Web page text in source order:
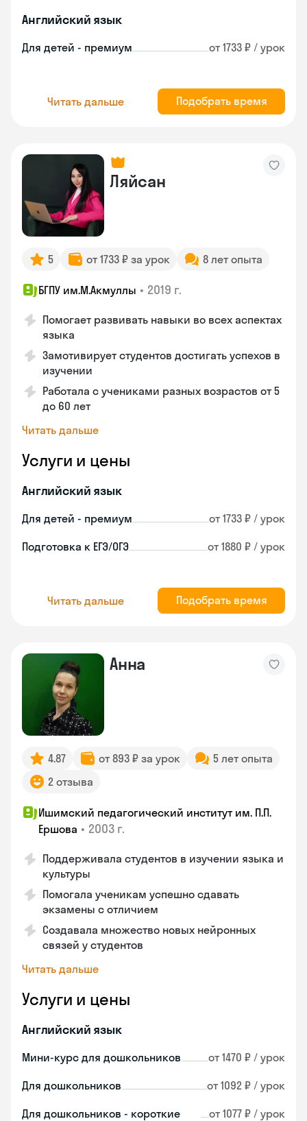
Английский язык
Для детей - премиум от 1733 ₽ / урок
Читать дальше Подобрать время
Ляйсан
5 от 1733 ₽ за урок 8 лет опыта
БГПУ им.М.Акмуллы • 2019 г.
Помогает развивать навыки во всех аспектах
языка
Замотивирует студентов достигать успехов в
изучении
Работала с учениками разных возрастов от 5
до 60 лет
Читать дальше
Услуги и цены
Английский язык
Для детей - премиум от 1733 ₽ / урок
Подготовка к ЕГЭ/ОГЭ от 1880 ₽ / урок
Читать дальше Подобрать время
Анна
4.87 от 893 ₽ за урок
5 лет опыта
2 отзыва
Ишимский педагогический институт им. П.П.
Ершова • 2003 г.
Поддерживала студентов в изучении языка и
культуры
Помогала ученикам успешно сдавать
экзамены с отличием
Создавала множество новых нейронных
связей у студентов
Читать дальше
Услуги и цены
Английский язык
Мини-курс для дошкольников от 1470 ₽ / урок
Для дошкольников от 1092 ₽ / урок
Для дошкольников - короткие
от 1077 ₽ / урок